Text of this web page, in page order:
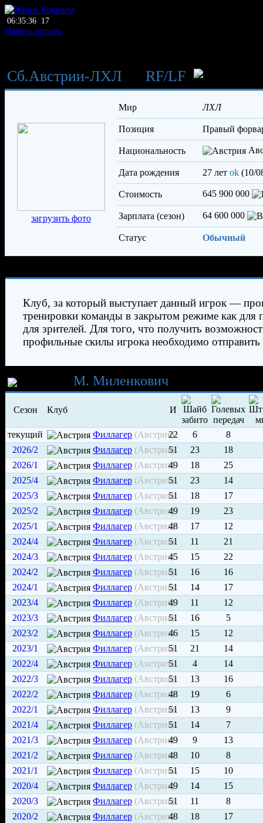
06:35:36 17
Начать играть
Сб.Австрии-ЛХЛ RF/LF
загрузить фото
Мир ЛХЛ
Позиция правый
Национальность
Дата рождения 27 лет ok (10/
Стоимость 645 900 000
Зарплата (сезон) 64 600 000
Статус Обычный
Клуб, за который выступает данный игрок —
тренировки команды в закрытом режиме как для
для зрителей. Для того, что получить
профильные скилы игрока необходимо отправить
М. Миленкович
Сезон Клуб И
текущий Филлагер (Австрия)
22 6
8
2026/2
Филлагер (Австрия)
51 23
18
2026/1
Филлагер (Австрия)49 18
25
2025/4
Филлагер (Австрия)
51 23
14
2025/3
Филлагер (Австрия)
51 18
17
2025/2
Филлагер (Австрия)49 19
23
2025/1
Филлагер (Австрия)48 17
12
2024/4
Филлагер (Австрия)
51 11
21
2024/3
Филлагер (Австрия)45 15
22
2024/2
Филлагер (Австрия)
51 16
16
2024/1
Филлагер (Австрия)
51 14
17
2023/4
Филлагер (Австрия)49 11
12
2023/3
Филлагер (Австрия)
51 16
5
2023/2
Филлагер (Австрия)46 15
12
2023/1
Филлагер (Австрия)
51 21
14
2022/4
Филлагер (Австрия)
51 4
14
2022/3
Филлагер (Австрия)
51 13
16
2022/2
Филлагер (Австрия)48 19
6
2022/1
Филлагер (Австрия)
51 13
9
2021/4
Филлагер (Австрия)
51 14
7
2021/3
Филлагер (Австрия)49 9
13
2021/2
Филлагер (Австрия)48 10
8
2021/1
Филлагер (Австрия)
51 15
10
2020/4
Филлагер (Австрия)49 14
15
2020/3
Филлагер (Австрия)
51 11
8
2020/2
Филлагер (Австрия)48 18
17